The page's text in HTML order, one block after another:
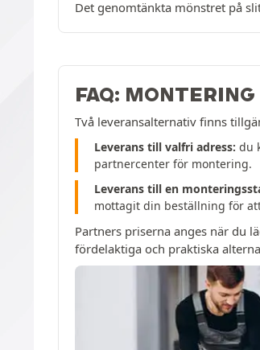
Det genomtänkta mönstret på
FAQ: MONTERING
Två leveransalternativ finns
Leverans till valfri adress: du
partnercenter för montering.
Leverans till en
mottagit din beställning för
Partners priserna anges när du
fördelaktiga och praktiska